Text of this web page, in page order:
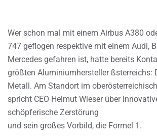
Wer schon mal mit einem Airbus A380
747 geflogen respektive mit einem Audi,
Mercedes gefahren ist, hatte bereits
größten Aluminiumhersteller ßsterreichs:
Metall. Am Standort im
spricht CEO Helmut Wieser über
schöpferische Zerstörung
und sein großes Vorbild, die Formel 1.